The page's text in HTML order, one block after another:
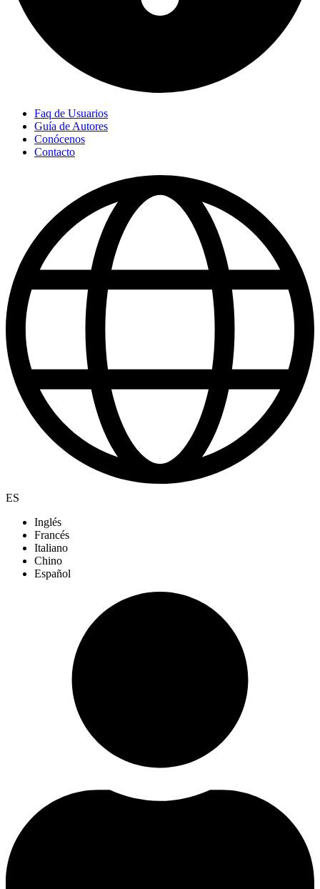
Faq de Usuarios
Guía de Autores
Conócenos
Contacto
ES
Inglés
Francés
Italiano
Chino
Español